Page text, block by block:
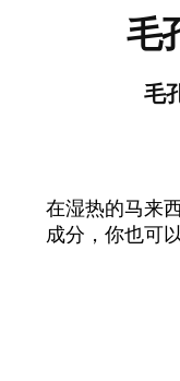
毛
毛
在湿热的马来
成分，你也可